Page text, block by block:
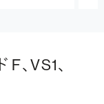
、VS1、